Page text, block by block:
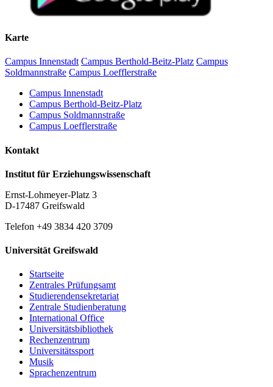
Karte
Campus Innenstadt Campus Berthold-Beitz-Platz Campus
Soldmannstraße Campus Loefflerstraße
Campus Innenstadt
Campus Berthold-Beitz-Platz
Campus Soldmannstraße
Campus Loefflerstraße
Kontakt
Institut für Erziehungswissenschaft
Ernst-Lohmeyer-Platz 3
D-17487 Greifswald
Telefon +49 3834 420 3709
Universität Greifswald
Startseite
Zentrales Prüfungsamt
Studierendensekretariat
Zentrale Studienberatung
International Office
Universitätsbibliothek
Rechenzentrum
Universitätssport
Musik
Sprachenzentrum